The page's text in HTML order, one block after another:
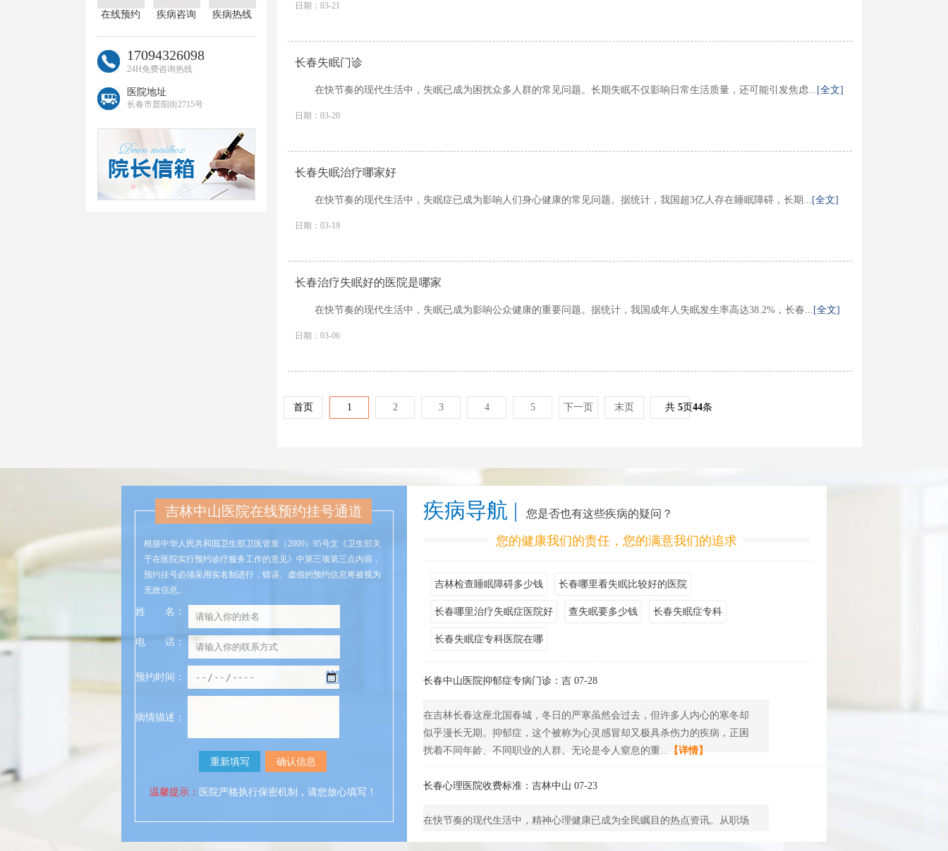
在线预约 疾病咨询 疾病热线
17094326098
24H免费咨询热线
医院地址
长春市普阳街2715号
日期：03-21
长春失眠门诊
在快节奏的现代生活中，失眠已成为困扰众多人群的常见问题。长期失眠不仅影响日常生活质量，还可能引发焦虑... [全文]
日期：03-20
长春失眠治疗哪家好
在快节奏的现代生活中，失眠症已成为影响人们身心健康的常见问题。据统计，我国超3亿人存在睡眠障碍，长期... [全文]
日期：03-19
长春治疗失眠好的医院是哪家
在快节奏的现代生活中，失眠已成为影响公众健康的重要问题。据统计，我国成年人失眠发生率高达38.2%，长春... [全文]
日期：03-06
首页 1 2 3 4 5 下一页 末页 共 5页44条
吉林中山医院在线预约挂号通道
根据中华人民共和国卫生部卫医管发（2009）95号文《卫生部关
于在医院实行预约诊疗服务工作的意见》中第三项第三点内容，
预约挂号必须采用实名制进行，错误、虚假的预约信息将被视为
无效信息。
姓 名 ：
电 话 ：
预约时间：
病情描述：
温馨提示： 医院严格执行保密机制，请您放心填写！
疾病导航 | 您是否也有这些疾病的疑问？
您的健康我们的责任，您的满意我们的追求
吉林检查睡眠障碍多少钱 长春哪里看失眠比较好的医院
长春哪里治疗失眠症医院好 查失眠要多少钱 长春失眠症专科
长春失眠症专科医院在哪
长春中山医院抑郁症专病门诊：吉 07-28
在吉林长春这座北国春城，冬日的严寒虽然会过去，但许多人内心的寒冬却
似乎漫长无期。抑郁症，这个被称为心灵感冒却又极具杀伤力的疾病，正困
扰着不同年龄、不同职业的人群。无论是令人窒息的重... 【详情】
长春心理医院收费标准：吉林中山 07-23
在快节奏的现代生活中，精神心理健康已成为全民瞩目的热点资讯。从职场